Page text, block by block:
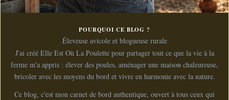
POURQUOI CE BLOG ?
Éleveuse avicole et blogueuse rurale
J'ai créé Elle Est Où La Poulette pour partager tout ce que la vie à la
ferme m'a appris : élever des poules, aménager une maison chaleureuse,
bricoler avec les moyens du bord et vivre en harmonie avec la nature.
Ce blog, c'est mon carnet de bord authentique, ouvert à tous ceux qui